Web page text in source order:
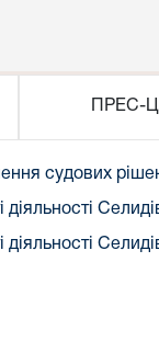
ПРЕС-
судових